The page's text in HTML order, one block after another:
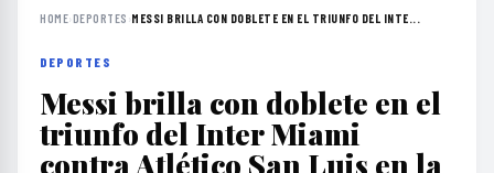
HOME›DEPORTES ›MESSI BRILLA CON DOBLETE EN EL TRIUNFO DEL INTE...
DEPORTES
Messi brilla con doblete en el
triunfo del Inter Miami
contra Atlético San Luis en la